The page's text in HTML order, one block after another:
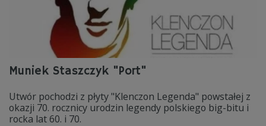
Muniek Staszczyk "Port"
Utwór pochodzi z płyty "Klenczon Legenda" powstałej z
okazji 70. rocznicy urodzin legendy polskiego big-bitu i
rocka lat 60. i 70.